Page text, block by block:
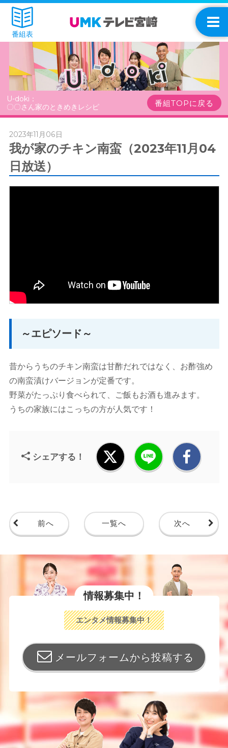
番組表
U-doki：
〇〇さん家のときめきレシピ
番組TOPに戻る
2023年11月06日
我が家のチキン南蛮（2023年11月04
日放送）
～エピソード～
昔からうちのチキン南蛮は甘酢だれではなく、お酢強め
の南蛮漬けバージョンが定番です。
野菜がたっぷり食べられて、ご飯もお酒も進みます。
うちの家族にはこっちの方が人気です！
シェアする！
前へ 一覧へ 次へ
情報募集中！
エンタメ情報募集中！
メールフォームから投稿する